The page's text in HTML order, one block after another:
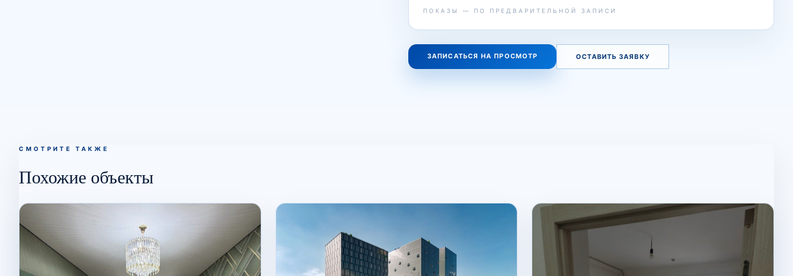
ПОКАЗЫ — ПО ПРЕДВАРИТЕЛЬНОЙ ЗАПИСИ
ЗАПИСАТЬСЯ НА ПРОСМОТР ОСТАВИТЬ ЗАЯВКУ
СМОТРИТЕ ТАКЖЕ
Похожие объекты